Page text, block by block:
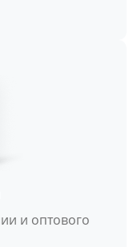
и оптового